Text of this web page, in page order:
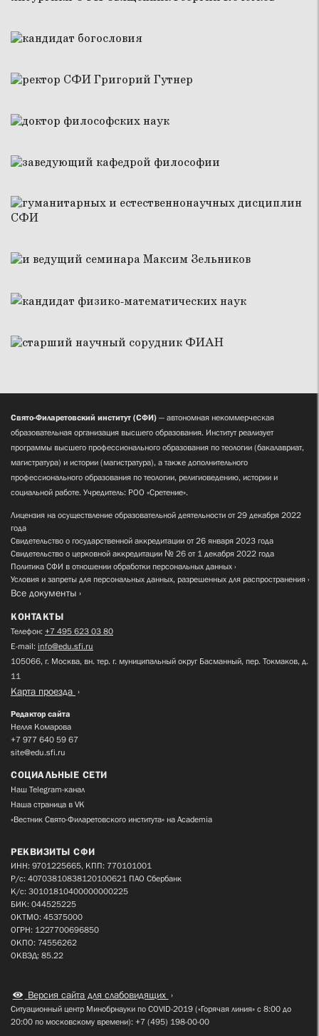
Свято-Филаретовский институт (СФИ) — автономная некоммерческая
образовательная организация высшего образования. Институт реализует
программы высшего профессионального образования по теологии (бакалавриат,
магистратура) и истории (магистратура), а также дополнительного
профессионального образования по теологии, религиоведению, истории и
социальной работе. Учредитель: РОО «Сретение».
Лицензия на осуществление образовательной деятельности от 29 декабря 2022
года
Свидетельство о государственной аккредитации от 26 января 2023 года
Свидетельство о церковной аккредитации № 26 от 1 декабря 2022 года
Политика СФИ в отношении обработки персональных данных
Условия и запреты для персональных данных, разрешенных для распространения
Все документы
КОНТАКТЫ
Телефон: +7 495 623 03 80
E-mail: info@edu.sfi.ru
105066, г. Москва, вн. тер. г. муниципальный округ Басманный, пер. Токмаков, д.
11
Карта проезда
Редактор сайта
Нелля Комарова
+7 977 640 59 67
site@edu.sfi.ru
СОЦИАЛЬНЫЕ СЕТИ
Наш Telegram-канал
Наша страница в VK
«Вестник Свято-Филаретовского института» на Academia
РЕКВИЗИТЫ СФИ
ИНН: 9701225665, КПП: 770101001
Р/с: 40703810838120100621 ПАО Сбербанк
К/с: 30101810400000000225
БИК: 044525225
ОКТМО: 45375000
ОГРН: 1227700696850
ОКПО: 74556262
ОКВЭД: 85.22
Версия сайта для слабовидящих
Ситуационный центр Минобрнауки по COVID-2019 («Горячая линия» с 8:00 до
20:00 по московскому времени): +7 (495) 198-00-00